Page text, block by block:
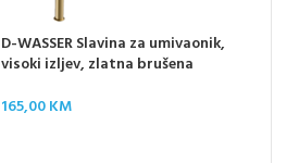
D-WASSER Slavina za umivaonik,
visoki izljev, zlatna brušena
165,00KM